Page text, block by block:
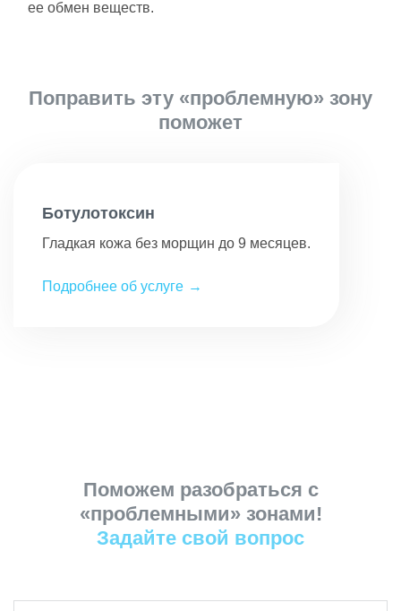
ее обмен веществ.
Поправить эту «проблемную» зону
поможет
Ботулотоксин
Гладкая кожа без морщин до 9 месяцев.
Подробнее об услуге
Поможем разобраться с
«проблемными» зонами!
Задайте свой вопрос
495-10-10.